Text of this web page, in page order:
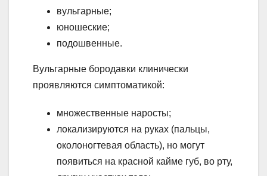
вульгарные;
юношеские;
подошвенные.
Вульгарные бородавки клинически
проявляются симптоматикой:
множественные наросты;
локализируются на руках (пальцы,
околоногтевая область), но могут
появиться на красной кайме губ, во рту,